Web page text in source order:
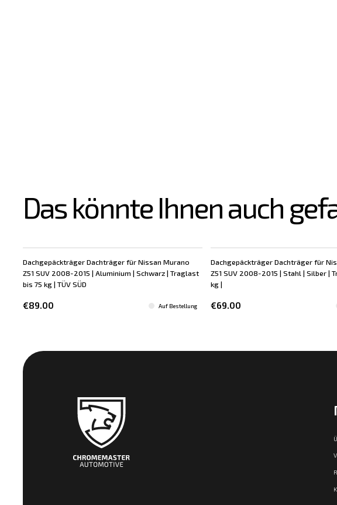
Das könnte Ihnen auch
Dachgepäckträger Dachträger für Nissan Murano
Z51 SUV 2008-2015 | Aluminium | Schwarz | Traglast
bis 75 kg | TÜV SÜD
€89.00 Auf Bestellung
Dachgepäckträger Dachträger für
Z51 SUV 2008-2015 | Stahl | Silber |
kg |
€69.00